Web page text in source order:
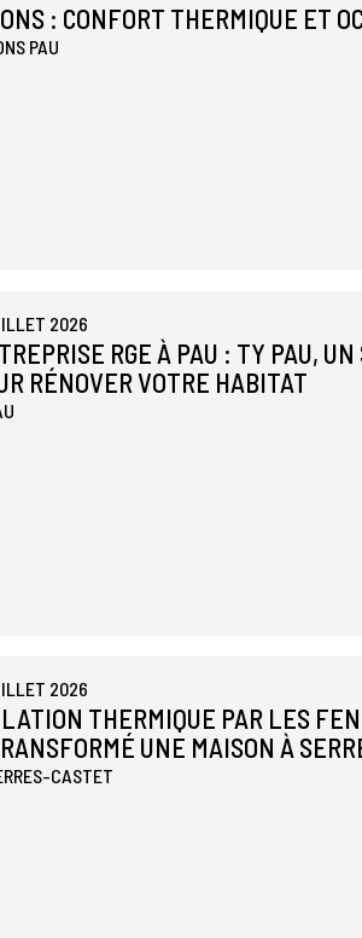
: CONFORT THERMIQUE ET
PAU
2026
RGE À PAU : TY PAU,
RÉNOVER VOTRE HABITAT
2026
THERMIQUE PAR LES
UNE MAISON À
CASTET